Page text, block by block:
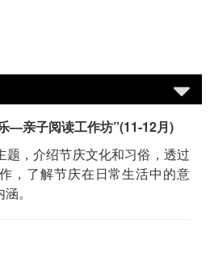
—亲子阅读工作坊”(11-12月)
题，介绍节庆文化和习俗，透过
，了解节庆在日常生活中的意
。